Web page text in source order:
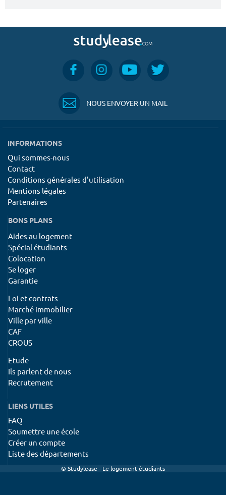
NOUS ENVOYER UN MAIL
INFORMATIONS
Qui sommes-nous
Contact
Conditions générales d'utilisation
Mentions légales
Partenaires
BONS PLANS
Aides au logement
Spécial étudiants
Colocation
Se loger
Garantie
Loi et contrats
Marché immobilier
Ville par ville
CAF
CROUS
Etude
Ils parlent de nous
Recrutement
LIENS UTILES
FAQ
Soumettre une école
Créer un compte
Liste des départements
© Studylease - Le logement étudiants